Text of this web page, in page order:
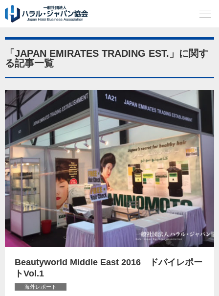
「JAPAN EMIRATES TRADING EST.」に関す
る記事一覧
Beautyworld Middle East 2016 ドバイレポー
トVol.1
海外レポート